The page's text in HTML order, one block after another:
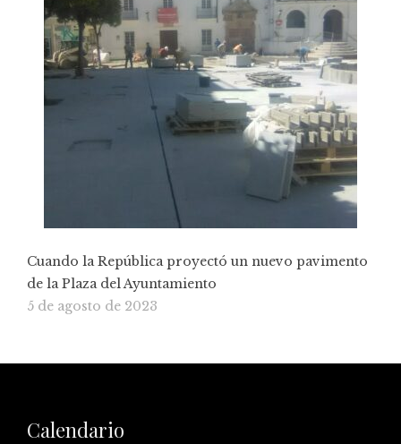
Cuando la República proyectó un nuevo pavimento
de la Plaza del Ayuntamiento
5 de agosto de 2023
Calendario